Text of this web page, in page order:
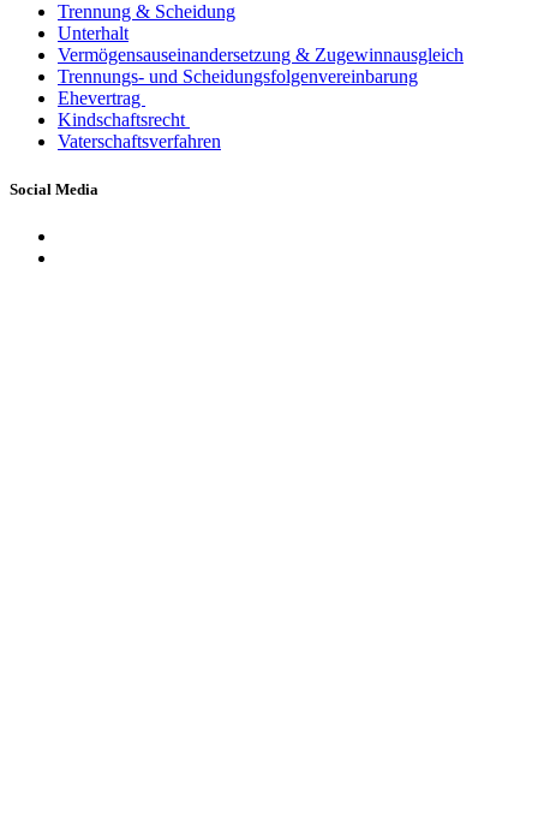
Trennung & Scheidung
Unterhalt
Vermögensauseinandersetzung & Zugewinnausgleich
Trennungs- und Scheidungsfolgenvereinbarung
Ehevertrag
Kindschaftsrecht
Vaterschaftsverfahren
Social Media